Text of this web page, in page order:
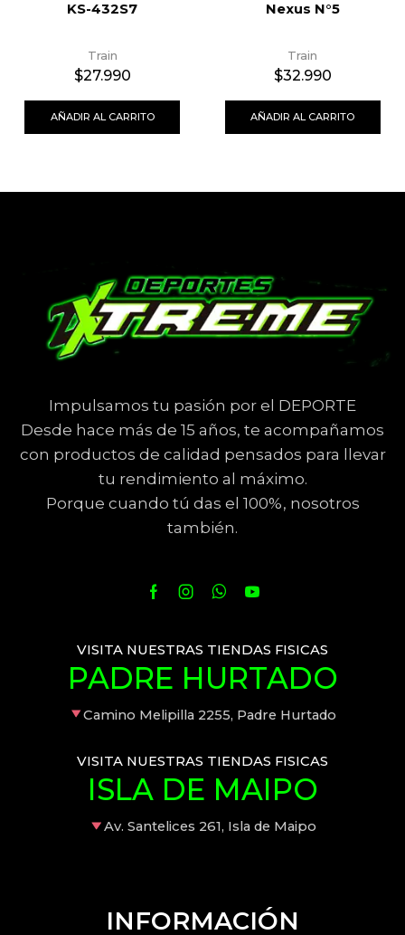
KS-432S7
Train
$27.990
AÑADIR AL CARRITO
Nexus N°5
Train
$32.990
AÑADIR AL CARRITO
Impulsamos tu pasión por el DEPORTE
Desde hace más de 15 años, te acompañamos
con productos de calidad pensados para llevar
tu rendimiento al máximo.
Porque cuando tú das el 100%, nosotros
también.
VISITA NUESTRAS TIENDAS FISICAS
PADRE HURTADO
Camino Melipilla 2255, Padre Hurtado
VISITA NUESTRAS TIENDAS FISICAS
ISLA DE MAIPO
Av. Santelices 261, Isla de Maipo
INFORMACIÓN